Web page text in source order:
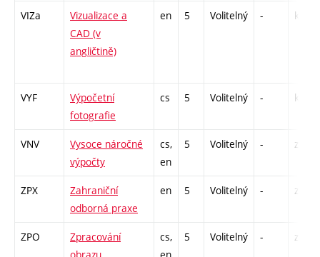
VIZa
Vizualizace a
CAD (v
angličtině)
en 5 Volitelný - kl
VYF
Výpočetní
fotografie
cs 5 Volitelný - kl
VNV
Vysoce náročné
výpočty
cs,
en
5 Volitelný - zk
ZPX
Zahraniční
odborná praxe
en 5 Volitelný - zá
ZPO
Zpracování
cs,
5 Volitelný - zk